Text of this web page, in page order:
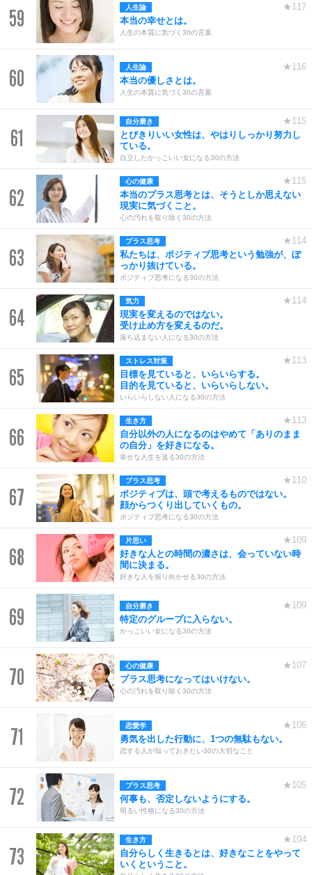
59 人生論
★117
本当の幸せとは。
人生の本質に気づく30の言葉
60 人生論
★116
本当の優しさとは。
人生の本質に気づく30の言葉
61
自分磨き
★115
とびきりいい女性は、やはりしっかり努力し
ている。
自立したかっこいい女になる30の方法
62
心の健康
★115
本当のプラス思考とは、そうとしか思えない
現実に気づくこと。
心の汚れを取り除く30の方法
63
プラス思考
★114
私たちは、ポジティブ思考という勉強が、ぽ
っかり抜けている。
ポジティブ思考になる30の方法
64
気力
★114
現実を変えるのではない。
受け止め方を変えるのだ。
落ち込まない人になる30の方法
65
ストレス対策
★113
目標を見ていると、いらいらする。
目的を見ていると、いらいらしない。
いらいらしない人になる30の方法
66
生き方
★113
自分以外の人になるのはやめて「ありのまま
の自分」を好きになる。
幸せな人生を送る30の方法
67
プラス思考
★110
ポジティブは、頭で考えるものではない。
顔からつくり出していくもの。
ポジティブ思考になる30の方法
68
片思い
★109
好きな人との時間の濃さは、会っていない時
間に決まる。
好きな人を振り向かせる30の方法
69 自分磨き
★109
特定のグループに入らない。
かっこいい女になる30の方法
70 心の健康
★107
プラス思考になってはいけない。
心の汚れを取り除く30の方法
71 恋愛学
★106
勇気を出した行動に、1つの無駄もない。
恋する人が知っておきたい30の大切なこと
72 プラス思考
★105
何事も、否定しないようにする。
明るい性格になる30の方法
73
生き方
★104
自分らしく生きるとは、好きなことをやって
いくということ。